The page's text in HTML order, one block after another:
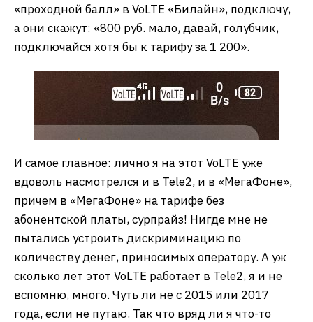
«проходной балл» в VoLTE «Билайн», подключу,
а они скажут: «800 руб. мало, давай, голубчик,
подключайся хотя бы к тарифу за 1 200».
И самое главное: лично я на этот VoLTE уже
вдоволь насмотрелся и в Tele2, и в «МегаФоне»,
причем в «МегаФоне» на тарифе без
абонентской платы, сурпрайз! Нигде мне не
пытались устроить дискриминацию по
количеству денег, приносимых оператору. А уж
сколько лет этот VoLTE работает в Tele2, я и не
вспомню, много. Чуть ли не с 2015 или 2017
года, если не путаю. Так что вряд ли я что-то